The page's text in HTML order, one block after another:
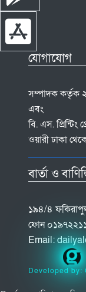
যোগাযোগ
সম্পাদক কর্তৃক
এবং
বি. এস.
ওয়ারী ঢাকা
বার্তা ও
১৯৪/৪
ফোন
Email:
Developed by: